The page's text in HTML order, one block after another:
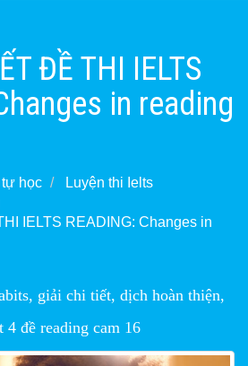
ĐỀ THI IELTS
in reading
học
Luyện thi Ielts
IELTS READING: Changes in
giải chi tiết, dịch hoàn thiện,
4 đề reading cam 16